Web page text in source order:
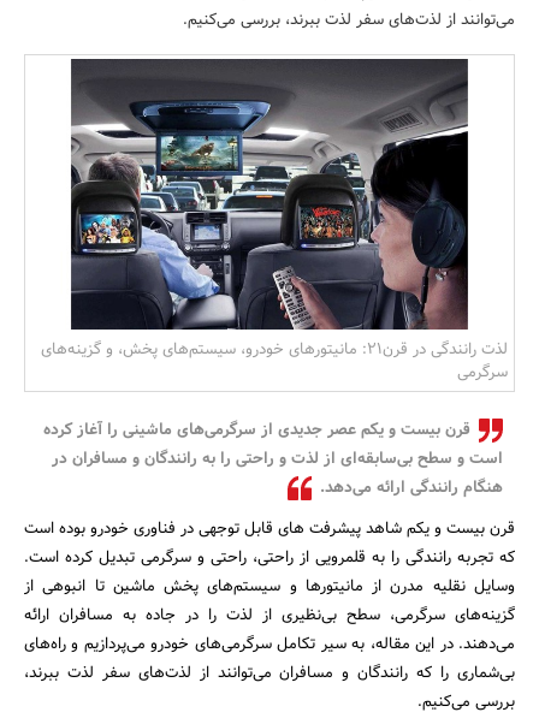
مسکن و ساختمان
می‌توانند از لذت‌های سفر لذت ببرند، بررسی می‌کنیم.
لذت رانندگی در قرن21: مانیتورهای خودرو، سیستم‌های پخش، و گزینه‌های
سرگرمی
قرن بیست و یکم عصر جدیدی از سرگرمی‌های ماشینی را آغاز کرده
است و سطح بی‌سابقه‌ای از لذت و راحتی را به رانندگان و مسافران در
هنگام رانندگی ارائه می‌دهد.
قرن بیست و یکم شاهد پیشرفت های قابل توجهی در فناوری خودرو بوده است
که تجربه رانندگی را به قلمرویی از راحتی، راحتی و سرگرمی تبدیل کرده است.
وسایل نقلیه مدرن از مانیتورها و سیستم‌های پخش ماشین تا انبوهی از
گزینه‌های سرگرمی، سطح بی‌نظیری از لذت را در جاده به مسافران ارائه
می‌دهند. در این مقاله، به سیر تکامل سرگرمی‌های خودرو می‌پردازیم و راه‌های
بی‌شماری را که رانندگان و مسافران می‌توانند از لذت‌های سفر لذت ببرند،
بررسی می‌کنیم.